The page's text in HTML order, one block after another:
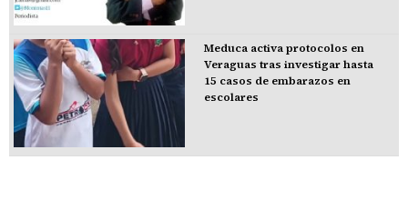
Meduca activa protocolos en
Veraguas tras investigar hasta
15 casos de embarazos en
escolares